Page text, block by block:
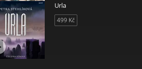
Urla
499 Kč